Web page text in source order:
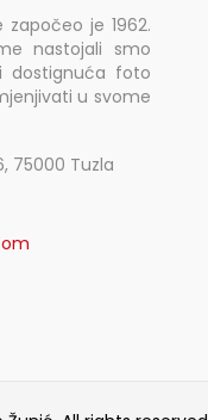
je 1962.
nastojali smo
dostignuća foto
u svome
75000 Tuzla